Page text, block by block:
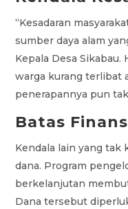
“Kesadaran
sumber daya alam
Kepala Desa
warga kurang terlibat
penerapannya pun
Batas
Kendala lain yang tak
dana. Program
berkelanjutan
Dana tersebut